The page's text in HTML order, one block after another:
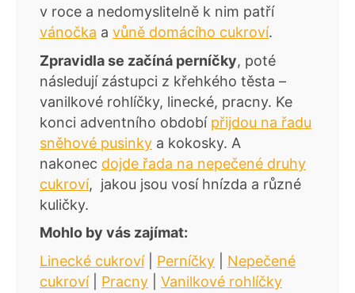
v roce a nedomyslitelně k nim patří
vánočka a vůně domácího cukroví.
Zpravidla se začíná perníčky, poté
následují zástupci z křehkého těsta –
vanilkové rohlíčky, linecké, pracny. Ke
konci adventního období přijdou na řadu
sněhové pusinky a kokosky. A
nakonec dojde řada na nepečené druhy
cukroví, jakou jsou vosí hnízda a různé
kuličky.
Mohlo by vás zajímat:
Linecké cukroví| Perníčky
Nepečené
cukroví| Pracny
Vanilkové rohlíčky